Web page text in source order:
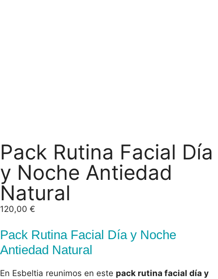
Pack Rutina Facial Día
y Noche Antiedad
Natural
120,00 €
Pack Rutina Facial Día y Noche
Antiedad Natural
En Esbeltia reunimos en este pack rutina facial día y